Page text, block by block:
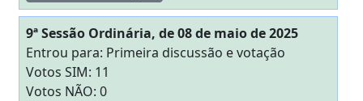
9ª Sessão Ordinária, de 08 de maio de 2025
Entrou para: Primeira discussão e votação
Votos SIM: 11
Votos NÃO: 0